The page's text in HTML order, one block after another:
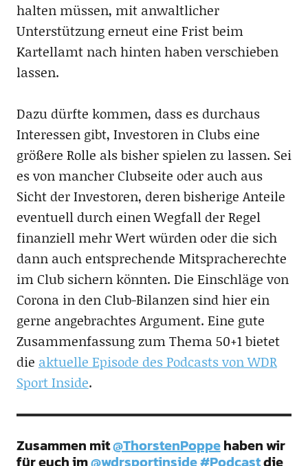
halten müssen, mit anwaltlicher
Unterstützung erneut eine Frist beim
Kartellamt nach hinten haben verschieben
lassen.
Dazu dürfte kommen, dass es durchaus
Interessen gibt, Investoren in Clubs eine
größere Rolle als bisher spielen zu lassen. Sei
es von mancher Clubseite oder auch aus
Sicht der Investoren, deren bisherige Anteile
eventuell durch einen Wegfall der Regel
finanziell mehr Wert würden oder die sich
dann auch entsprechende Mitspracherechte
im Club sichern könnten. Die Einschläge von
Corona in den Club-Bilanzen sind hier ein
gerne angebrachtes Argument. Eine gute
Zusammenfassung zum Thema 50+1 bietet
die aktuelle Episode des Podcasts von WDR
Sport Inside.
Zusammen mit@ThorstenPoppehaben wir